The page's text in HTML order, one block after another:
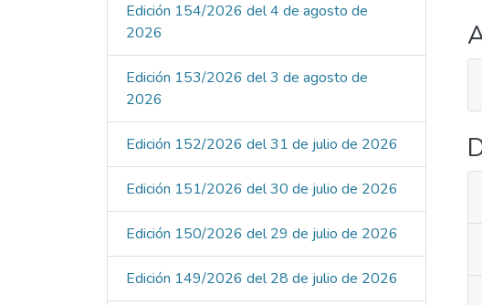
Edición 154/2026 del 4 de agosto de
2026
Edición 153/2026 del 3 de agosto de
2026
Edición 152/2026 del 31 de julio de 2026
Edición 151/2026 del 30 de julio de 2026
Edición 150/2026 del 29 de julio de 2026
Edición 149/2026 del 28 de julio de 2026